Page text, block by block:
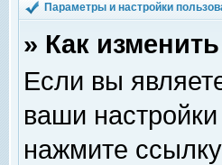
Параметры и настройки
» Как
Если вы
ваши
нажмите